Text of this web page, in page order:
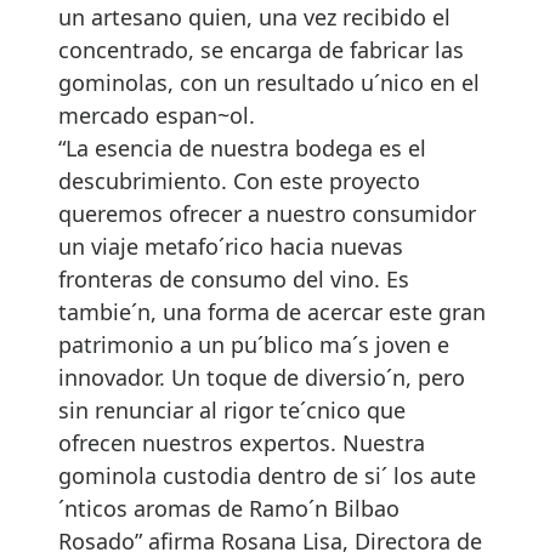
un artesano quien, una vez recibido el
concentrado, se encarga de fabricar las
gominolas, con un resultado u´nico en el
mercado espan~ol.
“La esencia de nuestra bodega es el
descubrimiento. Con este proyecto
queremos ofrecer a nuestro consumidor
un viaje metafo´rico hacia nuevas
fronteras de consumo del vino. Es
tambie´n, una forma de acercar este gran
patrimonio a un pu´blico ma´s joven e
innovador. Un toque de diversio´n, pero
sin renunciar al rigor te´cnico que
ofrecen nuestros expertos. Nuestra
gominola custodia dentro de si´ los aute
´nticos aromas de Ramo´n Bilbao
Rosado” afirma Rosana Lisa, Directora de